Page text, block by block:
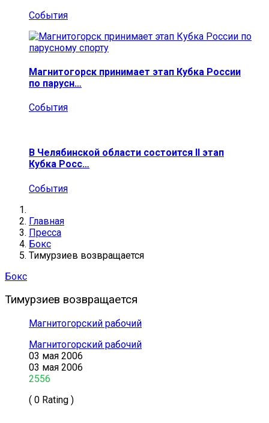
События
Магнитогорск принимает этап Кубка России
по парусн…
События
В Челябинской области состоится II этап
Кубка Росс…
События
Главная
Пресса
Бокс
Тимурзиев возвращается
Бокс
Тимурзиев возвращается
Магнитогорский рабочий
Магнитогорский рабочий
03 мая 2006
03 мая 2006
2556
( 0 Rating )